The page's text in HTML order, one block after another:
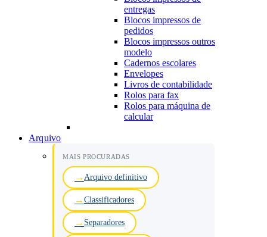
entregas
Blocos impressos de
pedidos
Blocos impressos outros
modelo
Cadernos escolares
Envelopes
Livros de contabilidade
Rolos para fax
Rolos para máquina de
calcular
Arquivo
MAIS PROCURADAS
Arquivo definitivo
Classificadores
Separadores